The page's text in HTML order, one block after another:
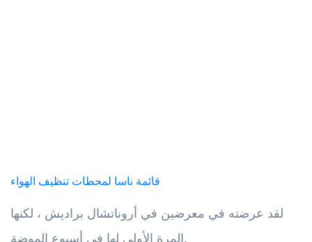
قائمة ناسا لمحطات تنظيف الهواء
لقد عرضته في معرضين في أروناتشال براديش ، لكنها
المرة الأولى لها في أسبوع الموضة.